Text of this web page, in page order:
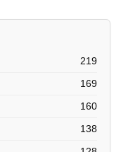
219
169
160
138